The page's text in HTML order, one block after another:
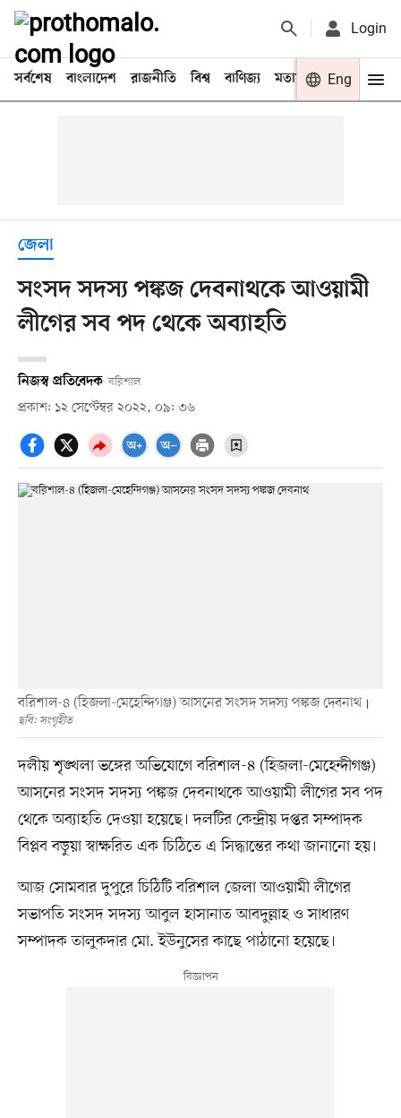
Login
সর্বশেষ বাংলাদেশ রাজনীতি বিশ্ব বাণিজ্য মতামত খেলা
Eng
জেলা
সংসদ সদস্য পঙ্কজ দেবনাথকে আওয়ামী
লীগের সব পদ থেকে অব্যাহতি
নিজস্ব প্রতিবেদক বরিশাল
প্রকাশ: ১২ সেপ্টেম্বর ২০২২, ০৯: ৩৬
বরিশাল-৪ (হিজলা-মেহেন্দিগঞ্জ) আসনের সংসদ সদস্য পঙ্কজ দেবনাথ
ছবি: সংগৃহীত
দলীয় শৃঙ্খলা ভঙ্গের অভিযোগে বরিশাল-৪ (হিজলা-মেহেন্দীগঞ্জ)
আসনের সংসদ সদস্য পঙ্কজ দেবনাথকে আওয়ামী লীগের সব পদ
থেকে অব্যাহতি দেওয়া হয়েছে। দলটির কেন্দ্রীয় দপ্তর সম্পাদক
বিপ্লব বড়ুয়া স্বাক্ষরিত এক চিঠিতে এ সিদ্ধান্তের কথা জানানো হয়।
আজ সোমবার দুপুরে চিঠিটি বরিশাল জেলা আওয়ামী লীগের
সভাপতি সংসদ সদস্য আবুল হাসানাত আবদুল্লাহ ও সাধারণ
সম্পাদক তালুকদার মো. ইউনুসের কাছে পাঠানো হয়েছে।